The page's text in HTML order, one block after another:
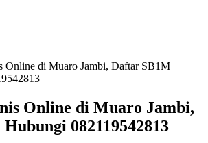
Online di Muaro Jambi, Daftar SB1M
Online di Muaro Jambi,
082119542813